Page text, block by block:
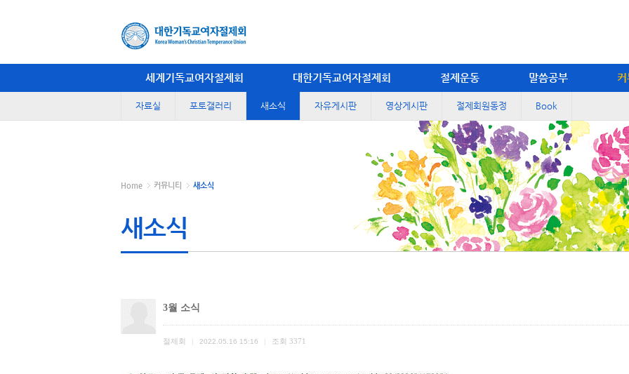
세계기독교여자절제회 대한기독교여자절제회 절제운동 말씀공부 커
자료실 포토갤러리 새소식 자유게시판 영상게시판 절제회원동정 Book
Home 커뮤니티 새소식
새소식
3월 소식
절제회 2022.05.16 15:16 조회 3371